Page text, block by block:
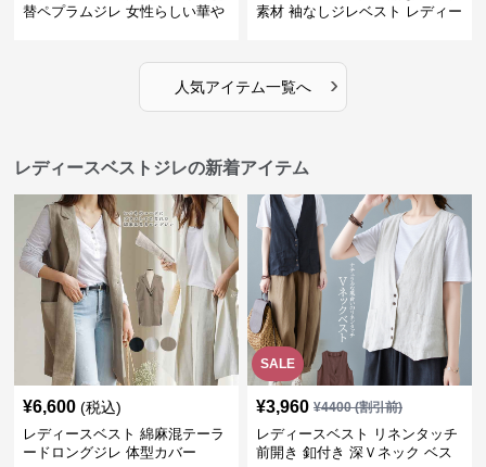
替ペプラムジレ 女性らしい華や
素材 袖なしジレベスト レディー
人気アイテム一覧へ ›
レディースベストジレの新着アイテム
¥6,600 (税込)
レディースベスト 綿麻混テーラ
ードロングジレ 体型カバー
SALE
¥3,960 ¥4400(割引前)
レディースベスト リネンタッチ
前開き 釦付き 深Ｖネック ベス